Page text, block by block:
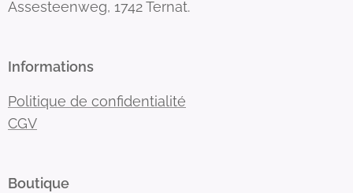
Assesteenweg, 1742 Ternat.
Informations
Politique de confidentialité
CGV
Boutique